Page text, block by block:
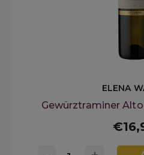
ELENA
Gewürztraminer